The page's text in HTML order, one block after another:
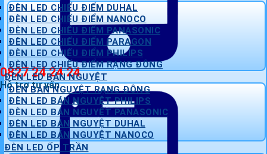
0827 24 24 24
Hỗ trợ tư vấn
ĐÈN LED CHIẾU ĐIỂM DUHAL
ĐÈN LED CHIẾU ĐIỂM NANOCO
ĐÈN LED CHIẾU ĐIỂM PANASONIC
ĐÈN LED CHIẾU ĐIỂM PARAGON
ĐÈN LED CHIẾU ĐIỂM PHILIPS
ĐÈN LED CHIẾU ĐIỂM RẠNG ĐÔNG
ĐÈN LED BÁN NGUYỆT
ĐÈN BÁN NGUYỆT RẠNG ĐÔNG
ĐÈN LED BÁN NGUYỆT PHILIPS
ĐÈN LED BÁN NGUYỆT PANASONIC
ĐÈN LED BÁN NGUYỆT DUHAL
ĐÈN LED BÁN NGUYỆT NANOCO
ĐÈN LED ỐP TRẦN